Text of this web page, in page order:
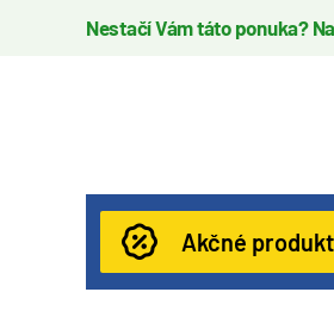
Nestačí Vám táto ponuka?
Akčné